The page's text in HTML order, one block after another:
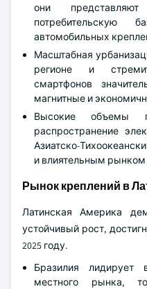
они
автомобильных
Масштабная
регионе и
смартфонов
магнитные и
Высокие объемы
распространение
Азиатско-
и влиятельным
Рынок креплений в
Латинская Америка
устойчивый рост,
2025 году.
Бразилия лидирует
местного рынка,